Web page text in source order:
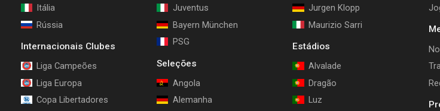
Itália
Rússia
Internacionais Clubes
Liga Campeões
Liga Europa
Copa Libertadores
Juventus
Bayern München
PSG
Seleções
Angola
Alemanha
Jurgen Klopp
Maurizio Sarri
Estádios
Alvalade
Dragão
Luz